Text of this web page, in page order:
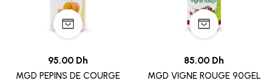
95.00 Dh
MGD PEPINS DE COURGE
85.00 Dh
MGD VIGNE ROUGE 90GEL